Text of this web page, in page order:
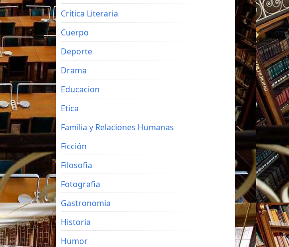
Crítica Literaria
Cuerpo
Deporte
Drama
Educacion
Etica
Familia y Relaciones Humanas
Ficción
Filosofia
Fotografia
Gastronomia
Historia
Humor